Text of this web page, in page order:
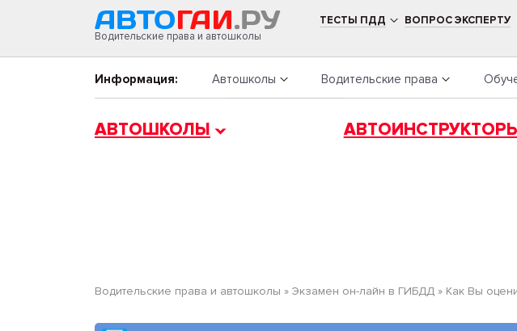
Водительские права и автошколы
ТЕСТЫ ПДД ВОПРОС ЭКСПЕРТУ
Информация: Автошколы Водительские права
АВТОШКОЛЫ
Водительские права и автошколы » Экзамен он-лайн в ГИБДД » Как Вы